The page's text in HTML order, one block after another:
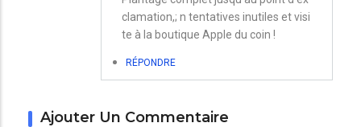
clamation,; n tentatives inutiles et visi
te à la boutique Apple du coin !
RÉPONDRE
Ajouter Un Commentaire